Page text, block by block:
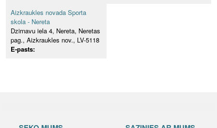
Aizkraukles novada Sporta
skola - Nereta
Dzirnavu iela 4, Nereta, Neretas
pag., Aizkraukles nov., LV-5118
E-pasts: